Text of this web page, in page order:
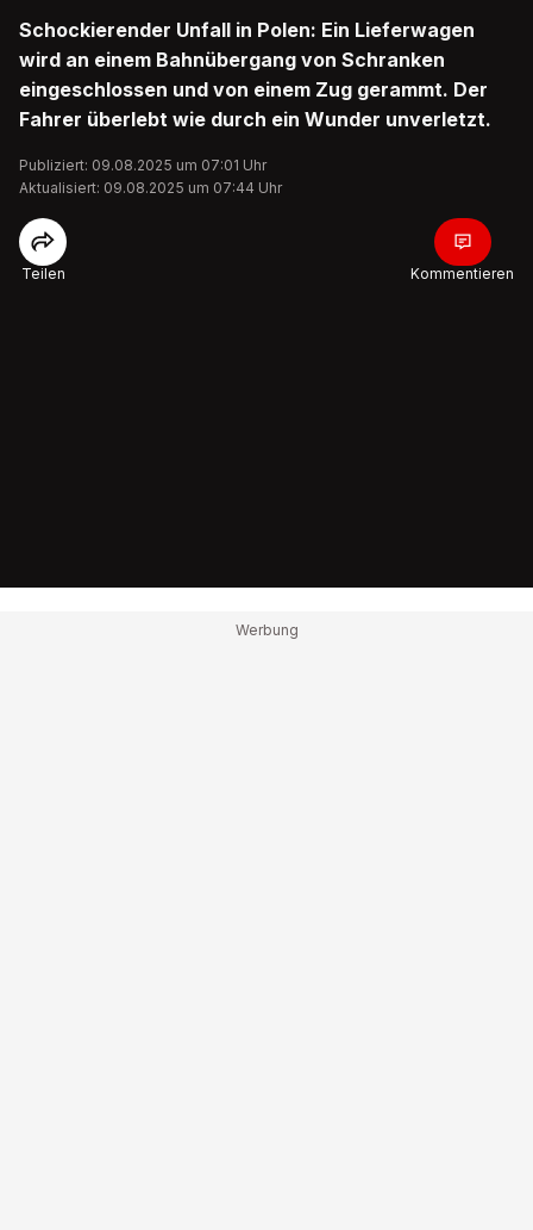
Schockierender Unfall in Polen: Ein Lieferwagen
wird an einem Bahnübergang von Schranken
eingeschlossen und von einem Zug gerammt. Der
Fahrer überlebt wie durch ein Wunder unverletzt.
Publiziert: 09.08.2025 um 07:01 Uhr
Aktualisiert: 09.08.2025 um 07:44 Uhr
Teilen Kommentieren